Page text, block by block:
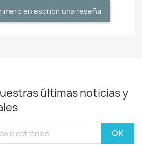
en escribir una reseña
últimas noticias y